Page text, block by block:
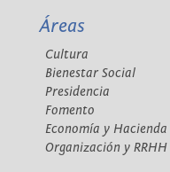
Áreas
Cultura
Bienestar Social
Presidencia
Fomento
Economía y Hacienda
Organización y RRHH